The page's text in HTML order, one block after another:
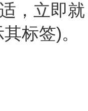
，立即就
标签)。